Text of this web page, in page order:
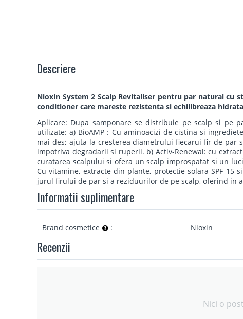
Descriere
Nioxin System 2 Scalp Revitaliser pentru par natural
conditioner care mareste rezistenta si echilibreaza
Aplicare: Dupa samponare se distribuie pe scalp si pe
utilizate: a) BioAMP : Cu aminoacizi de cistina si
mai des; ajuta la cresterea diametrului fiecarui fir de
impotriva degradarii si ruperii. b) Activ-Renewal: cu
curatarea scalpului si ofera un scalp improspatat si un
Cu vitamine, extracte din plante, protectie solara SPF
jurul firului de par si a reziduurilor de pe scalp, oferind in
Informatii suplimentare
Brand cosmetice : Nioxin
Recenzii
Nici o